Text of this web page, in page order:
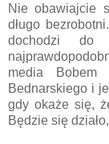
Nie obawiajcie
długo
dochodzi do
media Bobem
Bednarskiego i
gdy okaże się,
Będzie się